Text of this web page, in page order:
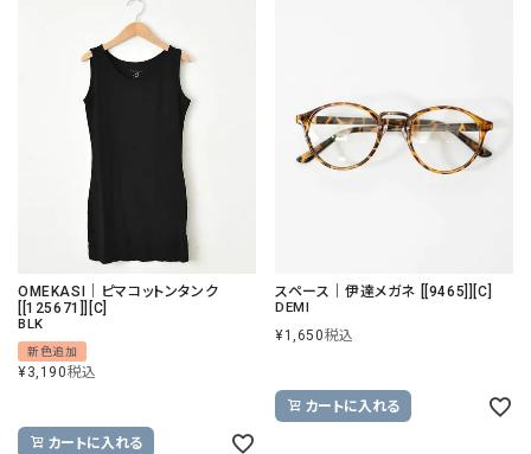
OMEKASI｜ピマコットンタンク
[[125671]][C]
BLK
新色追加
¥3,190税込
カートに入れる
スペース｜伊達メガネ [[9465]][C]
DEMI
¥1,650税込
カートに入れる